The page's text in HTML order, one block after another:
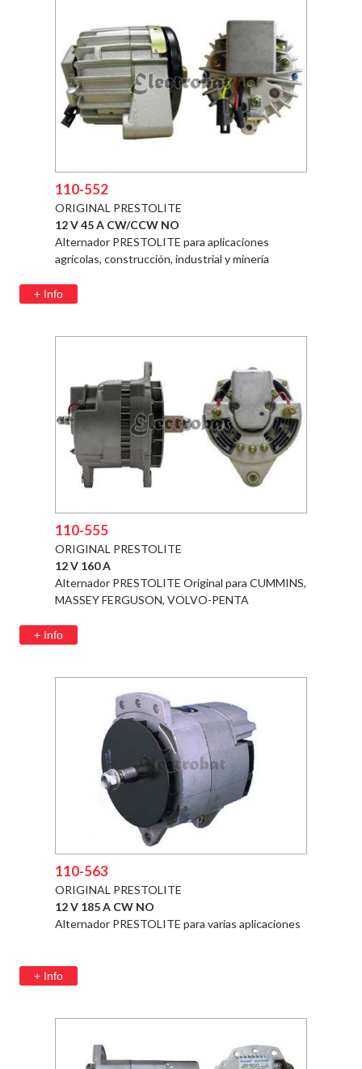
110-552
ORIGINAL PRESTOLITE
12 V 45 A CW/CCW NO
Alternador PRESTOLITE para aplicaciones
agrícolas, construcción, industrial y minería
+ Info
110-555
ORIGINAL PRESTOLITE
12 V 160 A
Alternador PRESTOLITE Original para CUMMINS,
MASSEY FERGUSON, VOLVO-PENTA
+ Info
110-563
ORIGINAL PRESTOLITE
12 V 185 A CW NO
Alternador PRESTOLITE para varias aplicaciones
+ Info